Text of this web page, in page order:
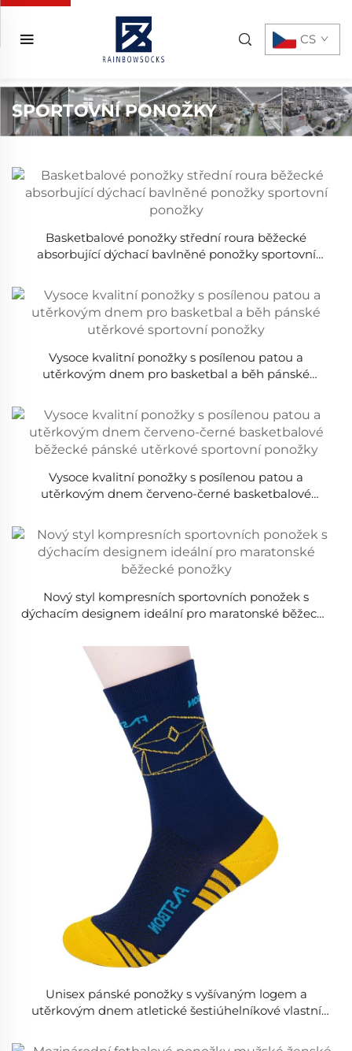
CS
SPORTOVNÍ PONOŽKY
Basketbalové ponožky střední roura běžecké
absorbující dýchací bavlněné ponožky sportovní
Vysoce kvalitní ponožky s posílenou patou a
utěrkovým dnem pro basketbal a běh pánské
Vysoce kvalitní ponožky s posílenou patou a
utěrkovým dnem červeno-černé basketbalové
Nový styl kompresních sportovních ponožek s
dýchacím designem ideální pro maratonské běžecké
Unisex pánské ponožky s vyšívaným logem a
utěrkovým dnem atletické šestiúhelníkové vlastní